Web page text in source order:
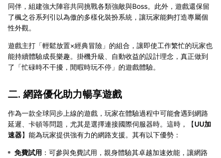
同伴，組建強大陣容共同挑戰各類強敵與Boss。此外，遊戲還保留
了楓之谷系列引以為傲的多樣化裝扮系統，讓玩家能夠打造專屬個
性外觀。
遊戲主打「輕鬆放置×經典冒險」的組合，讓即使工作繁忙的玩家也
能持續體驗成長樂趣。掛機升級、自動收益的設計理念，真正做到
了「忙碌時不干擾，閒暇時玩不停」的遊戲體驗。
二. 網路優化助力暢享遊戲
作為一款全球同步上線的遊戲，玩家在體驗過程中可能會遇到網路
延遲、卡頓等問題，尤其是選擇連接國際伺服器時。這時，【UU加
速器】能為玩家提供強有力的網路支援。其有以下優勢：
免費試用 ：可參與免費試用，親身體驗其卓越加速效能，讓網路